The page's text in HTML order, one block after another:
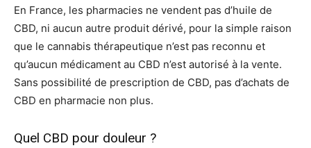
En France, les pharmacies ne vendent pas d’huile de
CBD, ni aucun autre produit dérivé, pour la simple raison
que le cannabis thérapeutique n’est pas reconnu et
qu’aucun médicament au CBD n’est autorisé à la vente.
Sans possibilité de prescription de CBD, pas d’achats de
CBD en pharmacie non plus.
Quel CBD pour douleur ?